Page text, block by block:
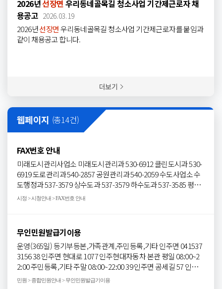
봄철 산불감시원 추가 모집 공고(2차) 1부. 끝.
2026년선장면우리동네골목길 청소사업 기간제근로자 채
용공고 2026.03.19
2026년선장면우리동네골목길 청소사업 기간제근로자를 붙임과
같이 채용공고 합니다.
더보기
웹페이지 (총14건)
FAX번호 안내
미래도시관리사업소 미래도시관리과 530-6912 클린도시과 530-
6919 도로관리과 540-2857 공원관리과 540-2059 수도사업소 수
도행정과 537-3579 상수도과 537-3579 하수도과 537-3585 평생
학습문화센터 평생학습과 537-3910 교육청소년과 530-6269 시립
537-3689 도고면 537-3700 신창면 537-3709 온양1동 537-3720
온양2동 537-3729 온양3동 537-3739 온양4동 537-3750 온양5동
537-3759 온양6동 537-3769
시정 > 시청안내 > FAX번호 안내
무인민원발급기이용
운영(365일) 등기부등본,가족관계,주민등록,기타 인주면 041537
3156 38 인주면 현대로 1077 인주현대자동차 본관 평일 08:00~2
2:00 주민등록,기타 주말 08:00~22:00 39 인주면 공세길 57 인주공
세리신협 평일 09:00~17:00 주민등록,기타 주말 운영하지 않음 40
민원 > 종합민원안내 > 무인민원발급기이용